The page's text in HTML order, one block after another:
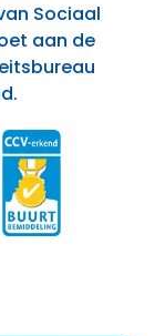
Sociaal
aan de